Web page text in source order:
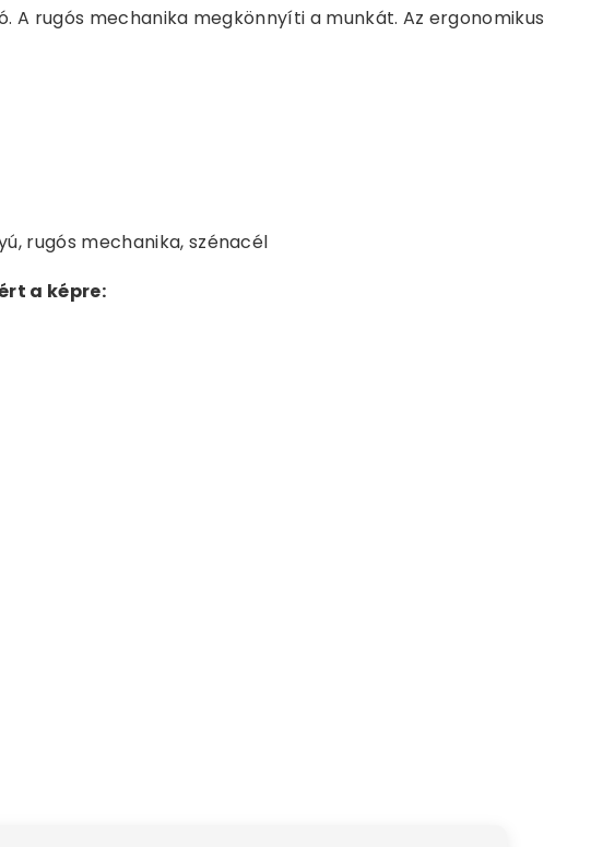
A rugós mechanika megkönnyíti a munkát. Az ergonomikus
rugós mechanika, szénacél
a képre: